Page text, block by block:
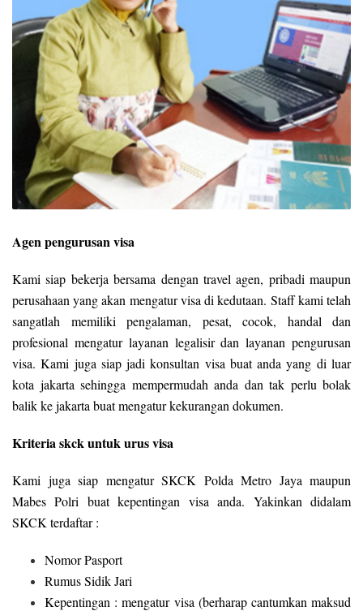
Agen pengurusan visa
Kami siap bekerja bersama dengan travel agen, pribadi maupun
perusahaan yang akan mengatur visa di kedutaan. Staff kami telah
sangatlah memiliki pengalaman, pesat, cocok, handal dan
profesional mengatur layanan legalisir dan layanan pengurusan
visa. Kami juga siap jadi konsultan visa buat anda yang di luar
kota jakarta sehingga mempermudah anda dan tak perlu bolak
balik ke jakarta buat mengatur kekurangan dokumen.
Kriteria skck untuk urus visa
Kami juga siap mengatur SKCK Polda Metro Jaya maupun
Mabes Polri buat kepentingan visa anda. Yakinkan didalam
SKCK terdaftar :
Nomor Pasport
Rumus Sidik Jari
Kepentingan : mengatur visa (berharap cantumkan maksud